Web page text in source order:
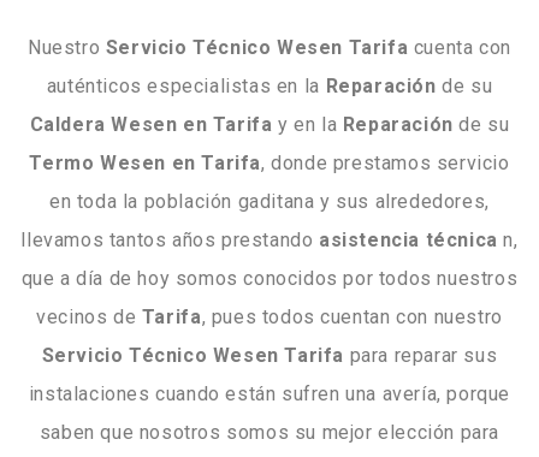
Nuestro Servicio Técnico Wesen Tarifa cuenta con
auténticos especialistas en la Reparaciónde su
Caldera Wesen en Tarifa y en la Reparación de su
Termo Wesen en Tarifa, donde prestamos servicio
en toda la población gaditana y sus alrededores,
llevamos tantos años prestando asistencia técnica n,
que a día de hoy somos conocidos por todos nuestros
vecinos de Tarifa, pues todos cuentan con nuestro
Servicio Técnico Wesen Tarifa para reparar sus
instalaciones cuando están sufren una avería, porque
saben que nosotros somos su mejor elección para